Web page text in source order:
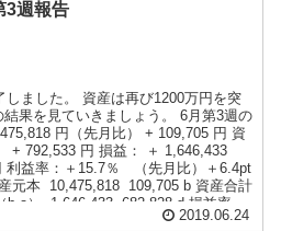
ならばと米国株を買い始めています
いのか日々悩んでます。 たくさんの
させていただき、考えてます。 そし
の問...
3週報告
ました。 資産は再び1200万円を突
果を見ていきましょう。 6月第3週の
円（先月比） + 109,705 円 資
+ 792,533 円 損益： ＋ 1,646,433
益率：＋15.7％ （先月比）＋6.4pt
元本 10,475,818 109,705 b 資産合計
b-a） 1,646,433 682,828 d 損益率
79万円 利益で＋68万円 損益率は
2019.06.24